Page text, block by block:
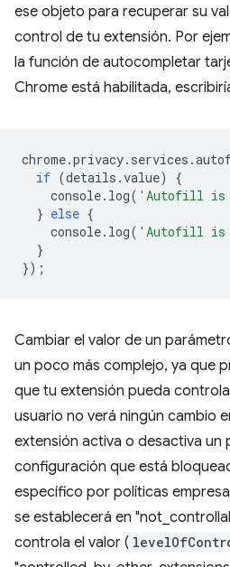
ese objeto para recuperar su
control de tu extensión. Por
la función de autocompletar
Chrome está habilitada,
chrome.privacy. services .
if (details .value)
{
console. log( 'Autofill is
} else {
console. log( 'Autofill
}
});
Cambiar el valor de un
un poco más complejo, ya que
que tu extensión pueda
usuario no verá ningún cambio
extensión activa o desactiva un
configuración que está
específico por políticas
se establecerá en
controla el valor (